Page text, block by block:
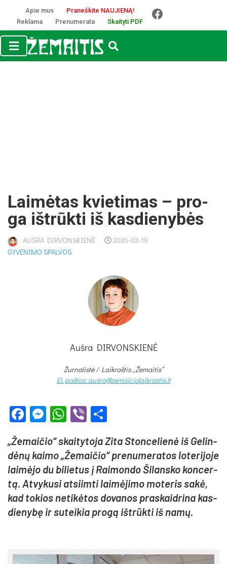
Apie mus
Praneškite NAUJIENĄ!
Reklama
Prenumerata Skaityti PDF
Lai­mė­tas kvie­ti­mas – pro­
ga iš­trūk­ti iš kas­die­ny­bės
AUŠRA DIRVONSKIENĖ
2026-02-19
GYVENIMO SPALVOS
Aušra DIRVONSKIENĖ
Žurnalistė / Laikraštis „Žemaitis“
El. paštas: ausra@zemaiciolaikrastis.lt
Facebook
Messenger
WhatsApp
Viber
„Že­mai­čio“ skai­ty­to­ja Zi­ta Ston­ce­lie­nė iš Ge­lin­
dė­nų kai­mo „Že­mai­čio“ pre­nu­me­ra­tos lo­te­ri­jo­je
lai­mė­jo du bi­lie­tus į Rai­mon­do Ši­lans­ko kon­cer­
tą. At­vy­ku­si at­siim­ti lai­mė­ji­mo mo­te­ris sa­kė,
kad to­kios ne­ti­kė­tos do­va­nos pra­skaid­ri­na kas­
die­ny­bę ir su­tei­kia pro­gą iš­trūk­ti iš na­mų.